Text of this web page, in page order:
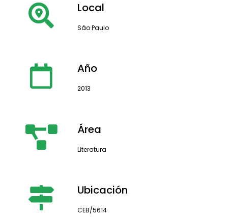
Local
São Paulo
Año
2013
Área
Literatura
Ubicación
CEB/5614